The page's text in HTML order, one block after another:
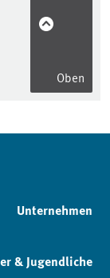
Oben
Unternehmen
& Jugendliche